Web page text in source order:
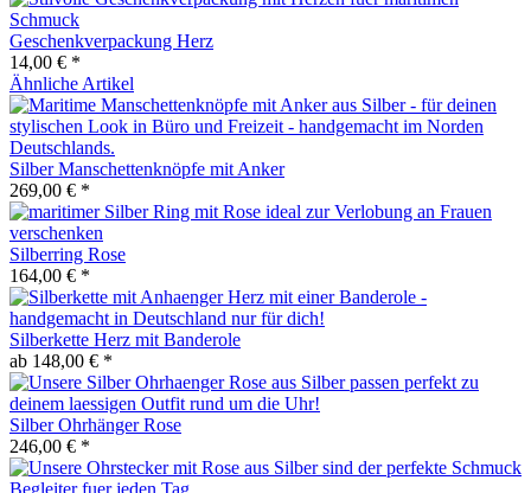
Geschenkverpackung Herz
14,00 € *
Ähnliche Artikel
Silber Manschettenknöpfe mit Anker
269,00 € *
Silberring Rose
164,00 € *
Silberkette Herz mit Banderole
ab 148,00 € *
Silber Ohrhänger Rose
246,00 € *